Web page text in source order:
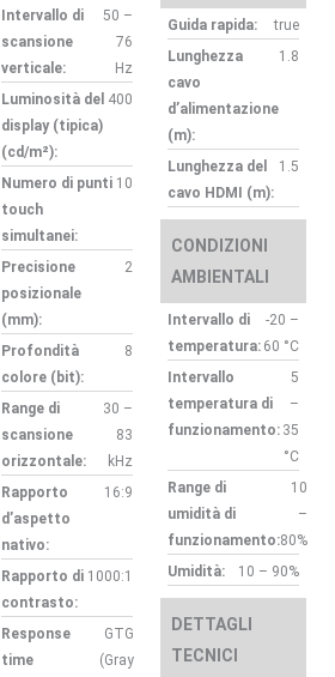
Intervallo di
scansione
verticale:
50 –
76
Hz
Luminosità del
display (tipica)
(cd/m²):
400
Numero di punti
touch
simultanei:
10
Precisione
posizionale
(mm):
2
Profondità
colore (bit):
8
Range di
scansione
orizzontale:
30 –
83
kHz
Rapporto
d’aspetto
nativo:
16:9
Rapporto di
contrasto:
1000:1
Response
time
GTG
(Gray
Guida rapida:
true
Lunghezza
cavo
d’alimentazione
(m):
1.8
Lunghezza del
cavo HDMI (m):
1.5
CONDIZIONI
AMBIENTALI
Intervallo di
temperatura:
-20 –
60 °C
Intervallo
temperatura di
funzionamento:
5
–
35
°C
Range di
umidità di
funzionamento:
10
–
80%
Umidità:
10 – 90%
DETTAGLI
TECNICI